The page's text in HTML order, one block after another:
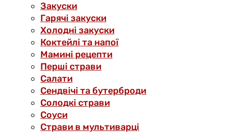
Закуски
Гарячі закуски
Холодні закуски
Коктейлі та напої
Мамині рецепти
Перші страви
Салати
Сендвічі та бутерброди
Солодкі страви
Соуси
Страви в мультиварці